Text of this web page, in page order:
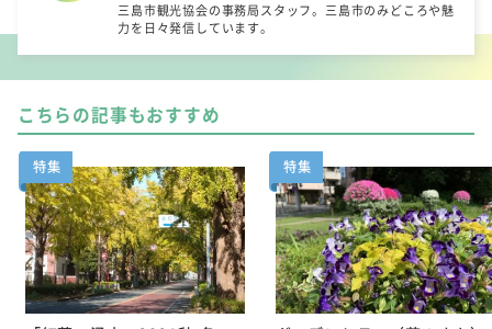
三島市観光協会の事務局スタッフ。三島市のみどころや魅
力を日々発信しています。
こちらの記事もおすすめ
特集 特集